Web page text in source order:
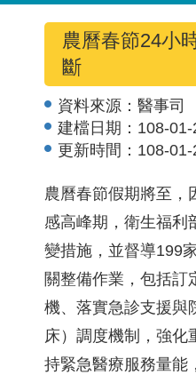
農曆春節24小
斷
資料來源： 醫事司
建檔日期： 108-01-
更新時間： 108-01-
農曆春節假期將至，
感高峰期，衛生福利
變措施，並督導199
關整備作業，包括訂
機、落實急診支援與
床）調度機制，強化
持緊急醫療服務量能